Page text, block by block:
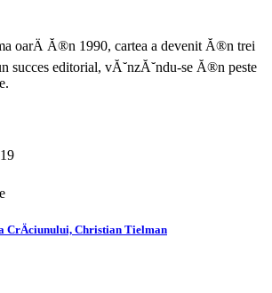
oarÄ Ă®n 1990, cartea a devenit Ă®n trei
succes editorial, vĂ˘nzĂ˘ndu-se Ă®n peste
CrÄciunului, Christian Tielman